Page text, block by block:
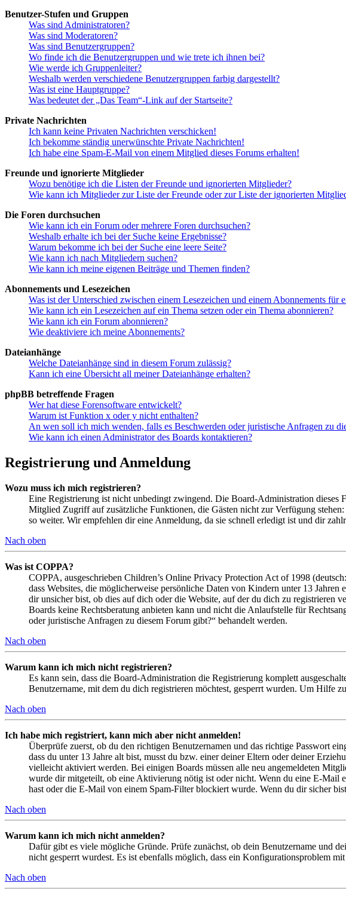
Benutzer-Stufen und Gruppen
Was sind Administratoren?
Was sind Moderatoren?
Was sind Benutzergruppen?
Wo finde ich die Benutzergruppen und wie trete ich ihnen bei?
Wie werde ich Gruppenleiter?
Weshalb werden verschiedene Benutzergruppen farbig dargestellt?
Was ist eine Hauptgruppe?
Was bedeutet der „Das Team“-Link auf der Startseite?
Private Nachrichten
Ich kann keine Privaten Nachrichten verschicken!
Ich bekomme ständig unerwünschte Private Nachrichten!
Ich habe eine Spam-E-Mail von einem Mitglied dieses Forums erhalten!
Freunde und ignorierte Mitglieder
Wozu benötige ich die Listen der Freunde und ignorierten Mitglieder?
Wie kann ich Mitglieder zur Liste der Freunde oder zur Liste der ignorierten
Die Foren durchsuchen
Wie kann ich ein Forum oder mehrere Foren durchsuchen?
Weshalb erhalte ich bei der Suche keine Ergebnisse?
Warum bekomme ich bei der Suche eine leere Seite?
Wie kann ich nach Mitgliedern suchen?
Wie kann ich meine eigenen Beiträge und Themen finden?
Abonnements und Lesezeichen
Was ist der Unterschied zwischen einem Lesezeichen und einem Abonnements für
Wie kann ich ein Lesezeichen auf ein Thema setzen oder ein Thema abonnieren?
Wie kann ich ein Forum abonnieren?
Wie deaktiviere ich meine Abonnements?
Dateianhänge
Welche Dateianhänge sind in diesem Forum zulässig?
Kann ich eine Übersicht all meiner Dateianhänge erhalten?
phpBB betreffende Fragen
Wer hat diese Forensoftware entwickelt?
Warum ist Funktion x oder y nicht enthalten?
An wen soll ich mich wenden, falls es Beschwerden oder juristische Anfragen zu
Wie kann ich einen Administrator des Boards kontaktieren?
Registrierung und Anmeldung
Wozu muss ich mich registrieren?
Eine Registrierung ist nicht unbedingt zwingend. Die Board-Administration dieses
Mitglied Zugriff auf zusätzliche Funktionen, die Gästen nicht zur Verfügung
so weiter. Wir empfehlen dir eine Anmeldung, da sie schnell erledigt ist und dir
Nach oben
Was ist COPPA?
COPPA, ausgeschrieben Children’s Online Privacy Protection Act of 1998
dass Websites, die möglicherweise persönliche Daten von Kindern unter 13
dir unsicher bist, ob dies auf dich oder die Website, auf der du dich zu registrieren
Boards keine Rechtsberatung anbieten kann und nicht die Anlaufstelle für
oder juristische Anfragen zu diesem Forum gibt?“ behandelt werden.
Nach oben
Warum kann ich mich nicht registrieren?
Es kann sein, dass die Board-Administration die Registrierung komplett
Benutzername, mit dem du dich registrieren möchtest, gesperrt wurden. Um Hilfe
Nach oben
Ich habe mich registriert, kann mich aber nicht anmelden!
Überprüfe zuerst, ob du den richtigen Benutzernamen und das richtige Passwort
dass du unter 13 Jahre alt bist, musst du bzw. einer deiner Eltern oder deiner
vielleicht aktiviert werden. Bei einigen Boards müssen alle neu angemeldeten
wurde dir mitgeteilt, ob eine Aktivierung nötig ist oder nicht. Wenn du eine E-Mail
hast oder die E-Mail von einem Spam-Filter blockiert wurde. Wenn du dir sicher
Nach oben
Warum kann ich mich nicht anmelden?
Dafür gibt es viele mögliche Gründe. Prüfe zunächst, ob dein Benutzername und
nicht gesperrt wurdest. Es ist ebenfalls möglich, dass ein Konfigurationsproblem
Nach oben